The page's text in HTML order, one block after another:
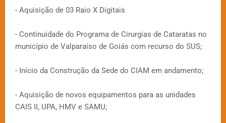
- Aquisição de 03 Raio X Digitais
- Continuidade do Programa de Cirurgias de Cataratas no
município de Valparaíso de Goiás com recurso do SUS;
- Início da Construção da Sede do CIAM em andamento;
- Aquisição de novos equipamentos para as unidades
CAIS II, UPA, HMV e SAMU;